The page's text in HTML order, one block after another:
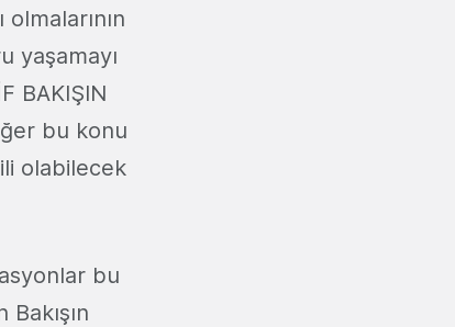
yaşamayı
BAKIŞIN
bu konu
olabilecek
bu